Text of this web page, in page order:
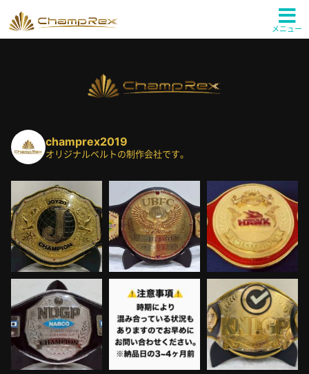
メニュー
champrex2019
オリジナルベルトの制作会社です。